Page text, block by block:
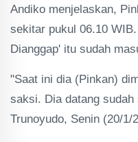
Andiko menjelaskan,
sekitar pukul 06.10
Dianggap' itu sudah
"Saat ini dia (Pinkan)
saksi. Dia datang
Trunoyudo, Senin (20/1/